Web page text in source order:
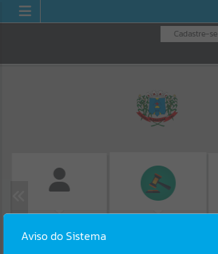
Cadastre-se
PAGAMENTO
Aviso do Sistema
Erro